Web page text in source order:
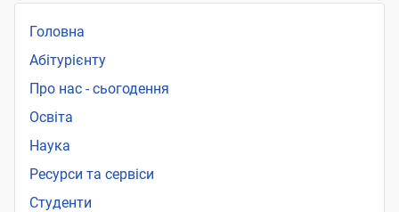
Головна
Абітурієнту
Про нас - сьогодення
Освіта
Наука
Ресурси та сервіси
Студенти